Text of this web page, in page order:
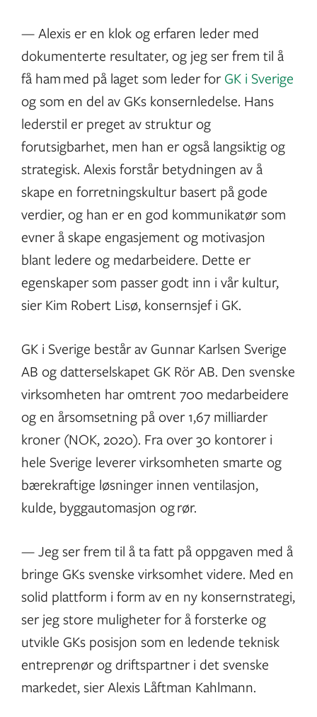
— Alexis er en klok og erfaren leder med
dokumenterte resultater, og jeg ser frem til å
få ham med på laget som leder forGK i Sverige
og som en del av GKs konsernledelse. Hans
lederstil er preget av struktur og
forutsigbarhet, men han er også langsiktig og
strategisk. Alexis forstår betydningen av å
skape en forretningskultur basert på gode
verdier, og han er en god kommunikatør som
evner å skape engasjement og motivasjon
blant ledere og medarbeidere. Dette er
egenskaper som passer godt inn i vår kultur,
sier Kim Robert Lisø, konsernsjef i GK.
GK i Sverige består av Gunnar Karlsen Sverige
AB og datterselskapet GK Rör AB. Den svenske
virksomheten har omtrent 700 medarbeidere
og en årsomsetning på over 1,67 milliarder
kroner (NOK, 2020). Fra over 30 kontorer i
hele Sverige leverer virksomheten smarte og
bærekraftige løsninger innen ventilasjon,
kulde, byggautomasjon og rør.
— Jeg ser frem til å ta fatt på oppgaven med å
bringe GKs svenske virksomhet videre. Med en
solid plattform i form av en ny konsernstrategi,
ser jeg store muligheter for å forsterke og
utvikle GKs posisjon som en ledende teknisk
entreprenør og driftspartner i det svenske
markedet, sier Alexis Låftman Kahlmann.